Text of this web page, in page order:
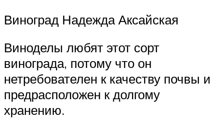
Виноград Надежда Аксайская
Виноделы любят этот сорт
винограда, потому что он
нетребователен к качеству почвы и
предрасположен к долгому
хранению.